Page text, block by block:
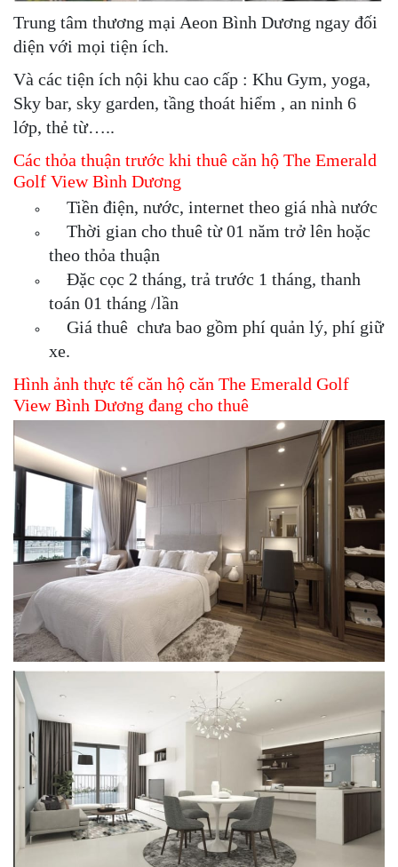
Trung tâm thương mại Aeon Bình Dương ngay đối
diện với mọi tiện ích.
Và các tiện ích nội khu cao cấp : Khu Gym, yoga,
Sky bar, sky garden, tầng thoát hiểm , an ninh 6
lớp, thẻ từ…..
Các thỏa thuận trước khi thuê căn hộ The Emerald
Golf View Bình Dương
Tiền điện, nước, internet theo giá nhà nước
Thời gian cho thuê từ 01 năm trở lên hoặc
theo thỏa thuận
Đặc cọc 2 tháng, trả trước 1 tháng, thanh
toán 01 tháng /lần
Giá thuê chưa bao gồm phí quản lý, phí giữ
xe.
Hình ảnh thực tế căn hộ căn The Emerald Golf
View Bình Dương đang cho thuê